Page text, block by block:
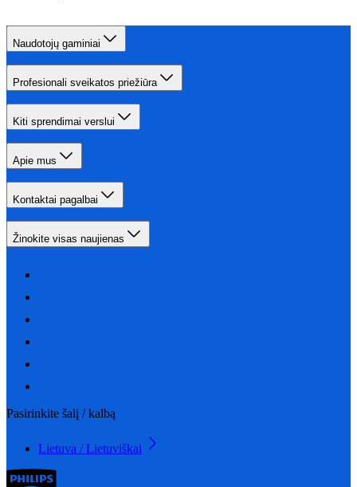
Naudotojų gaminiai
Profesionali sveikatos priežiūra
Kiti sprendimai verslui
Apie mus
Kontaktai pagalbai
Žinokite visas naujienas
Pasirinkite šalį / kalbą
Lietuva / Lietuviškai